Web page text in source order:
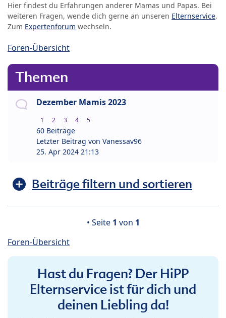
Hier findest du Erfahrungen anderer Mamas und Papas. Bei
weiteren Fragen, wende dich gerne an unseren Elternservice.
Zum Expertenforum wechseln.
Foren-Übersicht
Themen
Dezember Mamis 2023
1 2 3 4 5
60 Beiträge
Letzter Beitrag von Vanessav96
25. Apr 2024 21:13
Beiträge filtern und sortieren
• Seite 1 von 1
Foren-Übersicht
Hast du Fragen? Der HiPP
Elternservice ist für dich und
deinen Liebling da!